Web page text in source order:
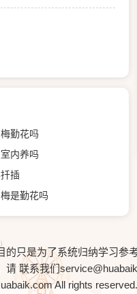
勤花吗
内养吗
插
是勤花吗
只是为了系统归纳学习参
请 联系我们
All rights reserved.